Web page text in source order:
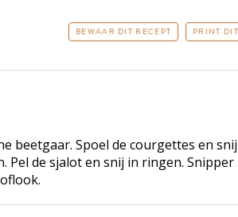
BEWAAR DIT RECEPT PRINT
beetgaar. Spoel de courgettes en
Pel de sjalot en snij in ringen. Snipper